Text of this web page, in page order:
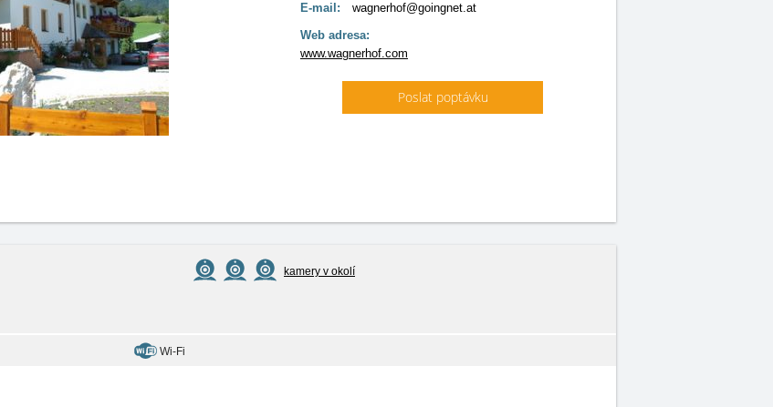
E-mail:
wagnerhof@goingnet.at
Web adresa:
www.wagnerhof.com
Poslat poptávku
kamery v okolí
Wi-Fi